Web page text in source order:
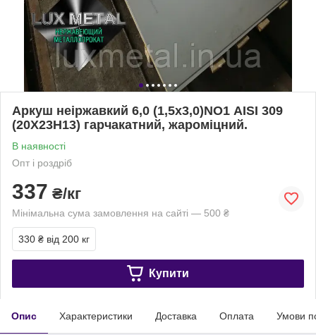
Аркуш неіржавкий 6,0 (1,5х3,0)NO1 AISI 309
(20Х23Н13) гарчакатний, жароміцний.
В наявності
Опт і роздріб
337 ₴/кг
Мінімальна сума замовлення на сайті — 500 ₴
330 ₴ від 200 кг
Купити
Опис Характеристики Доставка Оплата Умови